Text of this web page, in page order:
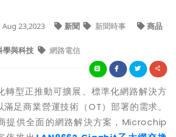
Aug 23,2023 新聞 新聞時事 商品
學與科技 網路電信
轉型正推動可擴展、標準化網路解決方
足商業營運技術（OT）部署的需求。
提供全面的網路解決方案， Microchip